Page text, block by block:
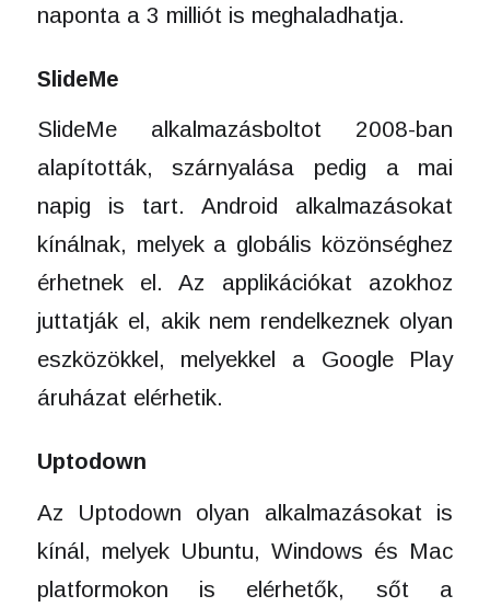
naponta a 3 milliót is meghaladhatja.
SlideMe
SlideMe alkalmazásboltot 2008-ban
alapították, szárnyalása pedig a mai
napig is tart. Android alkalmazásokat
kínálnak, melyek a globális közönséghez
érhetnek el. Az applikációkat azokhoz
juttatják el, akik nem rendelkeznek olyan
eszközökkel, melyekkel a Google Play
áruházat elérhetik.
Uptodown
Az Uptodown olyan alkalmazásokat is
kínál, melyek Ubuntu, Windows és Mac
platformokon is elérhetők, sőt a